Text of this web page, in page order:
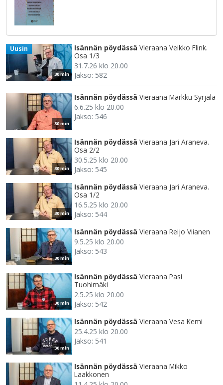
30 min
Uusin Isännän pöydässä Vieraana Veikko Flink.
Osa 1/3
31.7.26 klo 20.00
Jakso: 582
30 min
Isännän pöydässä Vieraana Markku Syrjälä
6.6.25 klo 20.00
Jakso: 546
30 min
Isännän pöydässä Vieraana Jari Araneva.
Osa 2/2
30.5.25 klo 20.00
Jakso: 545
30 min
Isännän pöydässä Vieraana Jari Araneva.
Osa 1/2
16.5.25 klo 20.00
Jakso: 544
30 min
Isännän pöydässä Vieraana Reijo Viianen
9.5.25 klo 20.00
Jakso: 543
30 min
Isännän pöydässä Vieraana Pasi
Tuohimäki
2.5.25 klo 20.00
Jakso: 542
30 min
Isännän pöydässä Vieraana Vesa Kemi
25.4.25 klo 20.00
Jakso: 541
Isännän pöydässä Vieraana Mikko
Laakkonen